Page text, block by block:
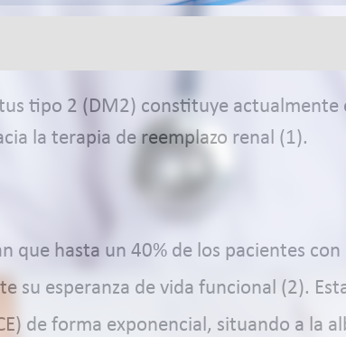
tipo 2 (DM2) constituye actualmente
la terapia de reemplazo renal (1).
que hasta un 40% de los pacientes con
su esperanza de vida funcional (2).
de forma exponencial, situando a la